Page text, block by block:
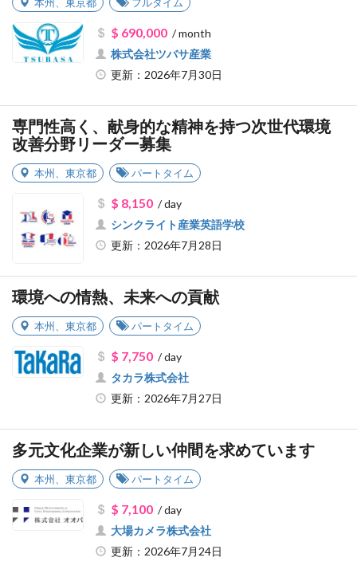
$ 690,000/ month
株式会社ツバサ産業
更新：2026年7月30日
専門性高く、献身的な精神を持つ次世代環境
改善分野リーダー募集
本州 東京都 パートタイム
$ 8,150/ day
シンクライト産業英語学校
更新：2026年7月28日
環境への情熱、未来への貢献
本州 東京都 パートタイム
$ 7,750/ day
タカラ株式会社
更新：2026年7月27日
多元文化企業が新しい仲間を求めています
本州 東京都 パートタイム
$ 7,100/ day
大場カメラ株式会社
更新：2026年7月24日